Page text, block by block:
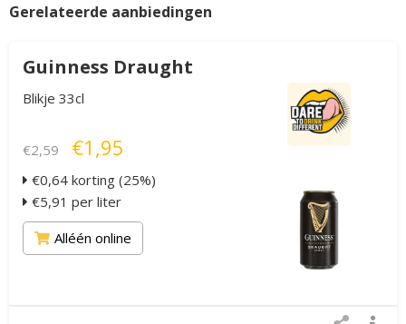
Gerelateerde aanbiedingen
Guinness Draught
Blikje 33cl
€2,59 €1,95
€0,64 korting (25%)
€5,91 per liter
Alléén online